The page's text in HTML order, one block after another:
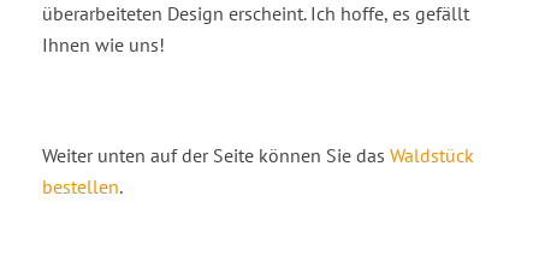
überarbeiteten Design erscheint. Ich hoffe, es gefällt
Ihnen wie uns!
Weiter unten auf der Seite können Sie das Waldstück
bestellen.